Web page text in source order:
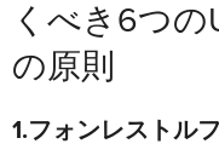
くべき6つ
の原則
1.フォンレストル